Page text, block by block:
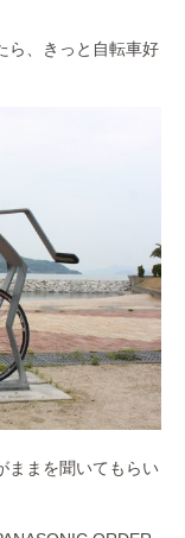
ら、きっと自転車好
ままを聞いてもらい